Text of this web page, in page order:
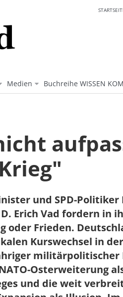
Medien Buchreihe WISSEN
und SPD-Politiker
Erich Vad fordern in
oder Frieden.
Kurswechsel in
militärpolitischer
Osterweiterung
und die weit